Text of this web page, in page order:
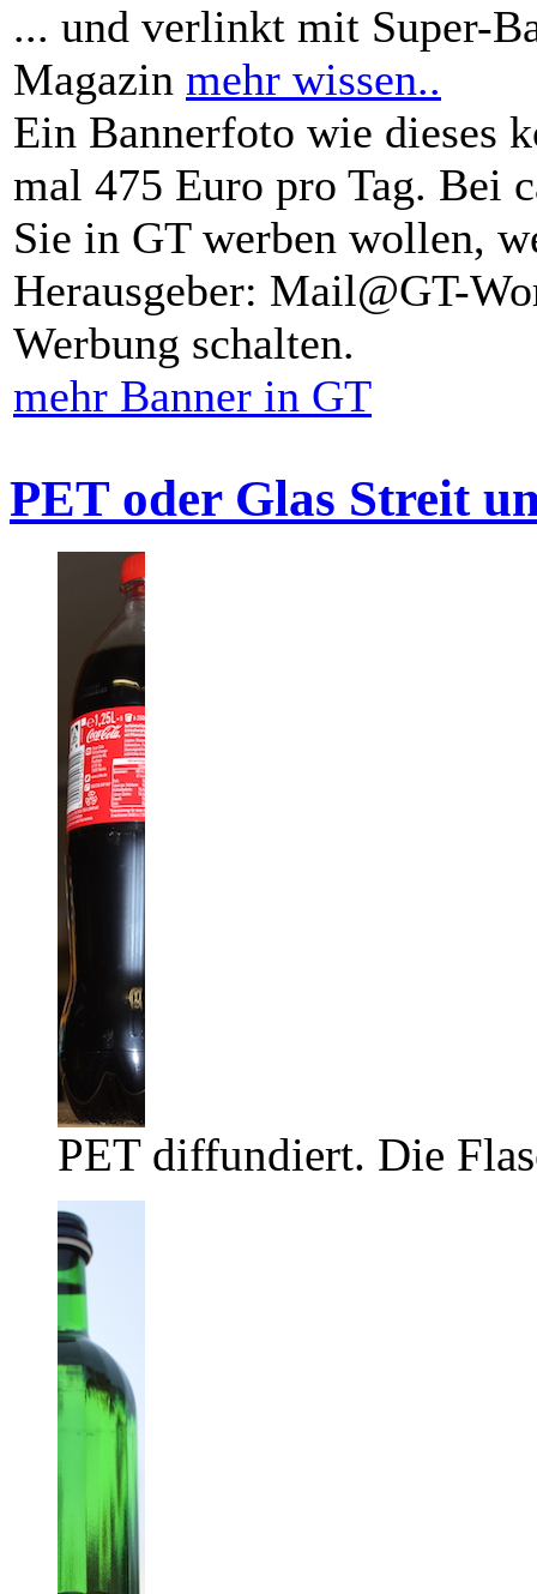
... und verlinkt mit Super-
Magazin mehr wissen..
Ein Bannerfoto wie dieses
mal 475 Euro pro Tag. Bei
Sie in GT werben wollen,
Herausgeber: Mail@GT-
Werbung schalten.
mehr Banner in GT
PET oder Glas Streit
PET diffundiert. Die